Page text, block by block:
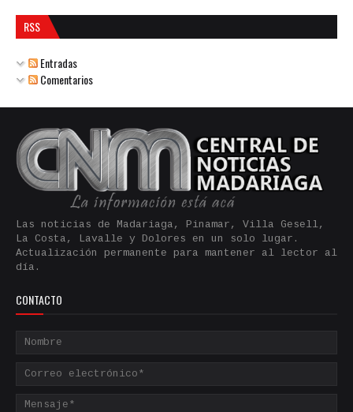
RSS
Entradas
Comentarios
Las noticias de Madariaga, Pinamar, Villa Gesell,
La Costa, Lavalle y Dolores en un solo lugar.
Actualización permanente para mantener al lector al
día.
CONTACTO